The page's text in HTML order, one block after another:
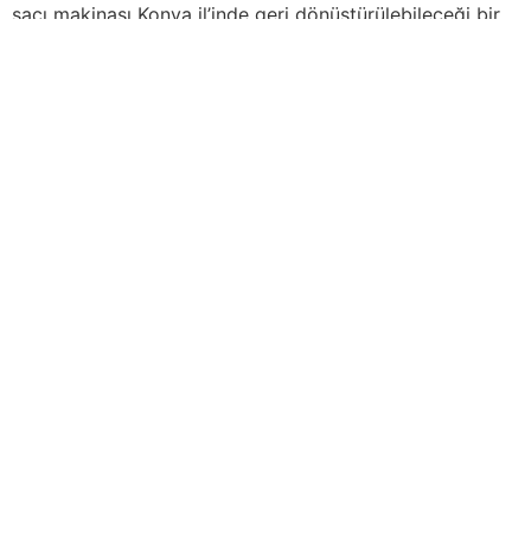
sacı makinası Konya il’inde geri dönüştürülebileceği bir